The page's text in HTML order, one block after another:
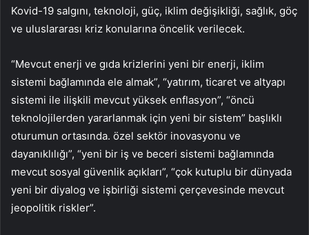
Kovid-19 salgını, teknoloji, güç, iklim değişikliği, sağlık, göç
ve uluslararası kriz konularına öncelik verilecek.
“Mevcut enerji ve gıda krizlerini yeni bir enerji, iklim
sistemi bağlamında ele almak”, “yatırım, ticaret ve altyapı
sistemi ile ilişkili mevcut yüksek enflasyon”, “öncü
teknolojilerden yararlanmak için yeni bir sistem” başlıklı
oturumun ortasında. özel sektör inovasyonu ve
dayanıklılığı”, “yeni bir iş ve beceri sistemi bağlamında
mevcut sosyal güvenlik açıkları”, “çok kutuplu bir dünyada
yeni bir diyalog ve işbirliği sistemi çerçevesinde mevcut
jeopolitik riskler”.